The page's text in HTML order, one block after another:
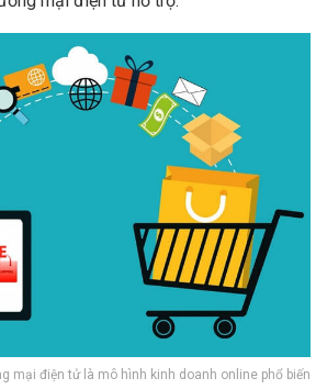
mại điện tử là mô hình kinh doanh online phổ biến